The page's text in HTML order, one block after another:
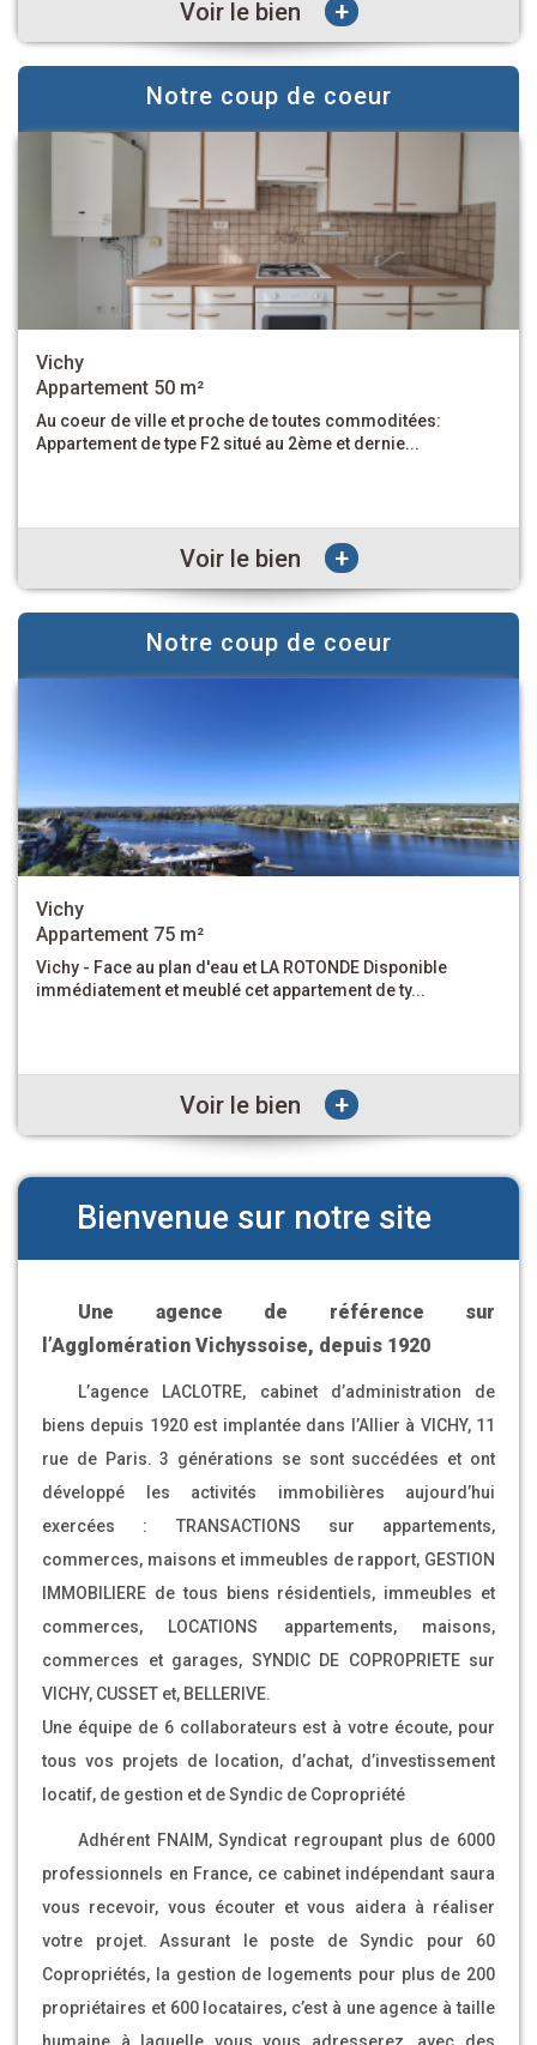
Voir le bien +
Notre coup de coeur
Vichy
Appartement 82 m²
VICHY - En centre-ville, à proximité immédiate des Parcs
dans une rue piétonne, F4 entièrement ré...
Voir le bien +
Notre coup de coeur
Vichy
Immeuble 207.73 m²
VICHY - Dans le quartier Jeanne d'Arc, immeuble de
rapport de type R+2 élevé sur un sous-sol comp...
Voir le bien +
Bienvenue sur notre site
Une agence de référence sur
l’Agglomération Vichyssoise, depuis 1920
L’agence LACLOTRE, cabinet d’administration de
biens depuis 1920 est implantée dans l’Allier à VICHY, 11
rue de Paris. 3 générations se sont succédées et ont
développé les activités immobilières aujourd’hui
exercées : TRANSACTIONS sur appartements,
commerces, maisons et immeubles de rapport, GESTION
IMMOBILIERE de tous biens résidentiels, immeubles et
commerces, LOCATIONS appartements, maisons,
commerces et garages, SYNDIC DE COPROPRIETE sur
VICHY, CUSSET et, BELLERIVE.
Une équipe de 6 collaborateurs est à votre écoute, pour
tous vos projets de location, d’achat, d’investissement
locatif, de gestion et de Syndic de Copropriété
Adhérent FNAIM, Syndicat regroupant plus de 6000
professionnels en France, ce cabinet indépendant saura
vous recevoir, vous écouter et vous aidera à réaliser
votre projet. Assurant le poste de Syndic pour 60
Copropriétés, la gestion de logements pour plus de 200
propriétaires et 600 locataires, c’est à une agence à taille